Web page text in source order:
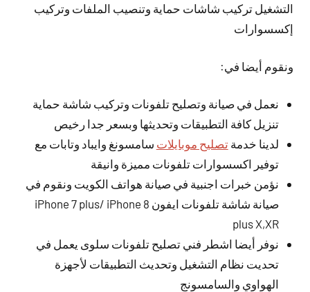
التشغيل تركيب شاشات حماية وتنصيب الملفات وتركيب
إكسسوارات
ونقوم أيضا في:
نعمل في صيانة وتصليح تلفونات وتركيب شاشة حماية
تنزيل كافة التطبيقات وتحديثها وبسعر جدا رخيص
لدينا خدمةتصليح موبايلات سامسونغ وايباد وتابات مع
توفير اكسسوارات تلفونات مميزة وانيقة
نؤمن خبرات اجنبية في صيانة هواتف الكويت ونقوم في
صيانة شاشة تلفونات ايفون iPhone 7 plus/ iPhone 8
plus X,XR
نوفر أيضا اشطر فني تصليح تلفونات سلوى يعمل في
تحديت نظام التشغيل وتحديث التطبيقات لأجهزة
الهواوي والسامسونج